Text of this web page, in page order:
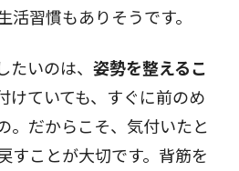
習慣もありそうです。
いのは、 姿勢を整えるこ
けていても、すぐに前のめ
。だからこそ、気付いたと
すことが大切です。背筋を